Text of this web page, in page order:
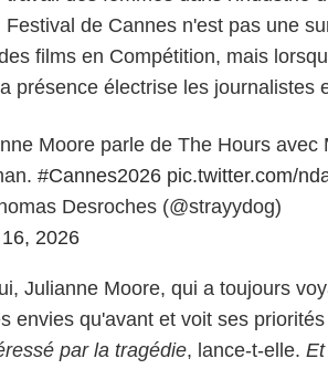
Festival de Cannes n'est pas une
films en Compétition, mais
présence électrise les journalistes
Moore parle de The Hours avec
#Cannes2026 pic.twitter.com/
Desroches (@strayydog)
2026
Julianne Moore, qui a toujours
envies qu'avant et voit ses
par la tragédie, lance-t-elle.